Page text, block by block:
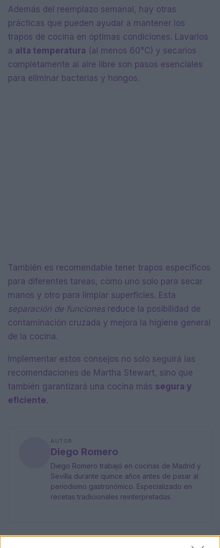
Además del reemplazo semanal, hay otras
prácticas que pueden ayudar a mantener los
trapos de cocina en óptimas condiciones. Lavarlos
a alta temperatura (al menos 60°C) y secarlos
completamente al aire libre son pasos esenciales
para eliminar bacterias y hongos.
También es recomendable tener trapos específicos
para diferentes tareas, como uno solo para secar
manos y otro para limpiar superficies. Esta
separación de funcionesreduce la posibilidad de
contaminación cruzada y mejora la higiene general
de la cocina.
Implementar estos consejos no solo seguirá las
recomendaciones de Martha Stewart, sino que
también garantizará una cocina más segura y
eficiente.
AUTOR
Diego Romero
Diego Romero trabajó en cocinas de Madrid y
Sevilla durante quince años antes de pasar al
periodismo gastronómico. Especializado en
recetas tradicionales reinterpretadas.